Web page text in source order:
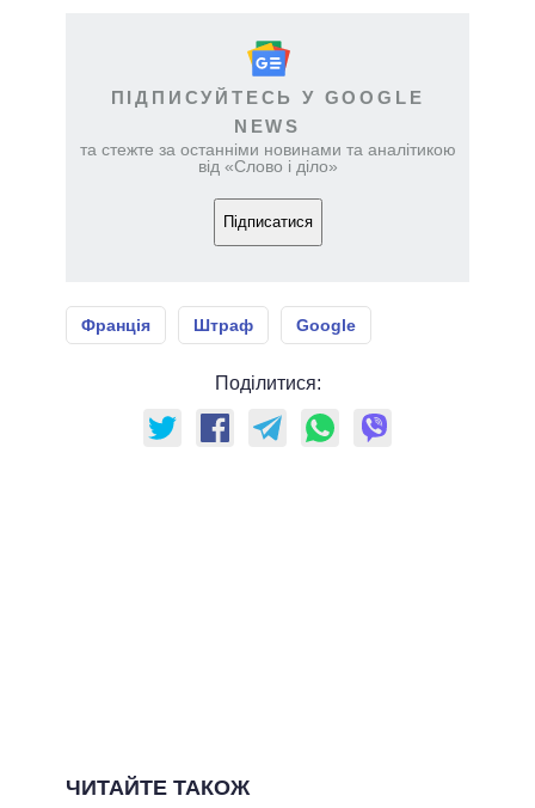
ПІДПИСУЙТЕСЬ У GOOGLE
NEWS
та стежте за останніми новинами та аналітикою
від «Слово і діло»
Підписатися
Франція Штраф Google
Поділитися:
ЧИТАЙТЕ ТАКОЖ